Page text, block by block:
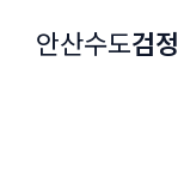
안산수도검